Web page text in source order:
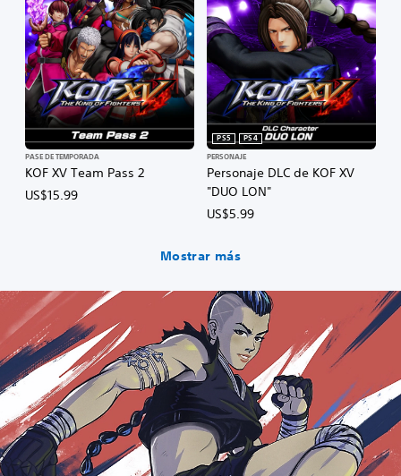
KOF XV Team Pass 2
PASE DE TEMPORADA
US$15.99
Personaje DLC de KOF XV
"DUO LON"
PS5
PS4
PERSONAJE
US$5.99
Mostrar más